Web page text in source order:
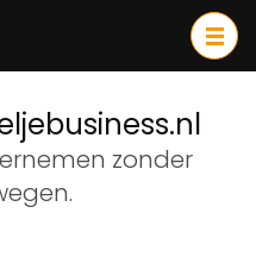
zonder